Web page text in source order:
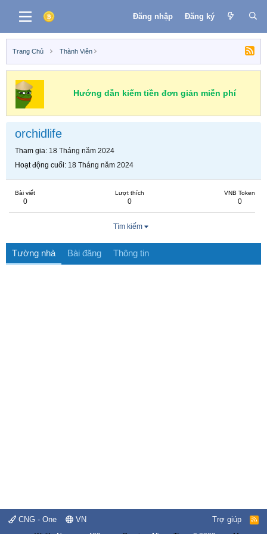
Đăng nhập Đăng ký
Trang Chủ Thành Viên
Hướng dẫn kiếm tiền đơn giản miễn phí
orchidlife
Tham gia 18 Tháng năm 2024
Hoạt động cuối 18 Tháng năm 2024
Bài viết
0
Lượt thích
0
VNB Token
0
Tìm kiếm
Tường nhà Bài đăng Thông tin
CNG - One VN Trợ giúp
R